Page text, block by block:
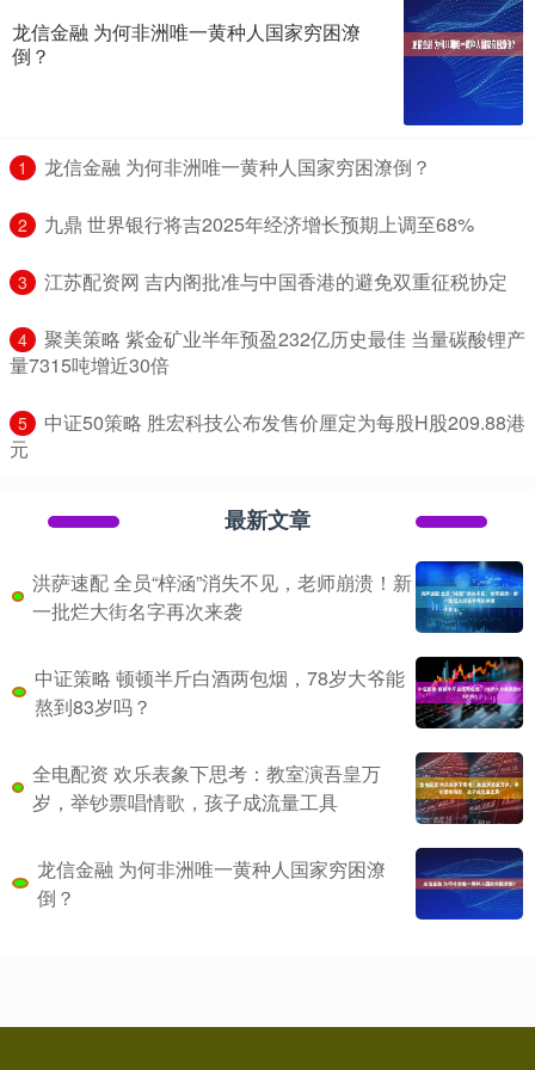
龙信金融 为何非洲唯一黄种人国家穷困潦
倒？
1 ​龙信金融 为何非洲唯一黄种人国家穷困潦倒？
2 ​九鼎 世界银行将吉2025年经济增长预期上调至68%
3 ​江苏配资网 吉内阁批准与中国香港的避免双重征税协定
4
​聚美策略 紫金矿业半年预盈232亿历史最佳 当量碳酸锂产
量7315吨增近30倍
5
​中证50策略 胜宏科技公布发售价厘定为每股H股209.88港
元
最新文章
洪萨速配 全员“梓涵”消失不见，老师崩溃！新
一批烂大街名字再次来袭
中证策略 顿顿半斤白酒两包烟，78岁大爷能
熬到83岁吗？
全电配资 欢乐表象下思考：教室演吾皇万
岁，举钞票唱情歌，孩子成流量工具
龙信金融 为何非洲唯一黄种人国家穷困潦
倒？